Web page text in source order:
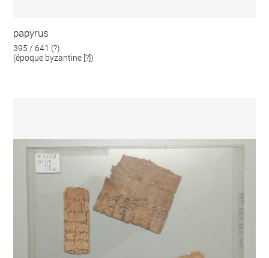
papyrus
395 / 641 (?)
(époque byzantine [?])